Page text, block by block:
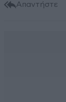
Απαντήστε